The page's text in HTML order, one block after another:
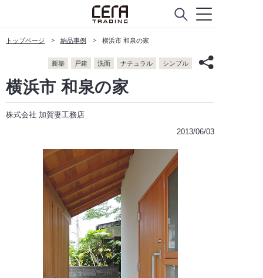
トップページ 納品事例 横浜市 和泉の家
新築 戸建 洗面 ナチュラル シンプル
横浜市 和泉の家
株式会社 加賀妻工務店
2013/06/03